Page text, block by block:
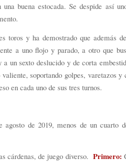
buena estocada. Se despide así
toros y ha demostrado que además
a uno flojo y parado, a otro que
un sexto deslucido y de corta
soportando golpes, varetazos y
en cada uno de sus tres turnos.
de 2019, menos de un cuarto
cárdenas, de juego diverso. Primero: